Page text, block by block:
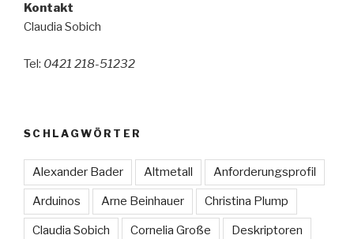
Kontakt
Claudia Sobich
Tel: 0421 218-51232
SCHLAGWÖRTER
Alexander Bader Altmetall Anforderungsprofil
Arduinos Arne Beinhauer Christina Plump
Claudia Sobich Cornelia Große Deskriptoren